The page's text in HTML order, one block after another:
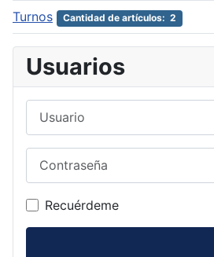
Turnos Cantidad de artículos: 2
Usuarios
Recuérdeme